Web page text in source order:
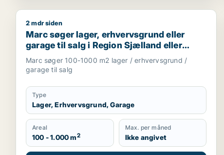
Marc søger lager, erhvervsgrund eller garage til
2 mdr siden
Marc søger lager, erhvervsgrund eller
garage til salg i Region Sjælland eller
Nordsjælland
Marc søger 100-1000 m2 lager / erhvervsgrund /
garage til salg
Type
Lager, Erhvervsgrund, Garage
Areal
100 - 1.000 m2
Max. per måned
Ikke angivet